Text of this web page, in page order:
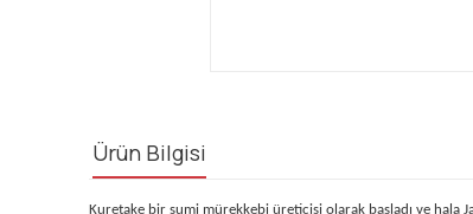
Ürün Bilgisi
Kuretake bir sumi mürekkebi üreticisi olarak başladı ve hala